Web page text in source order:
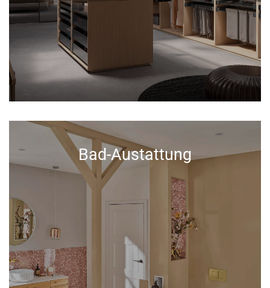
Bad-Austattung